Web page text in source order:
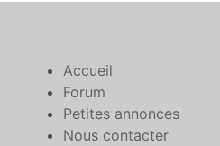
Accueil
Forum
Petites annonces
Nous contacter